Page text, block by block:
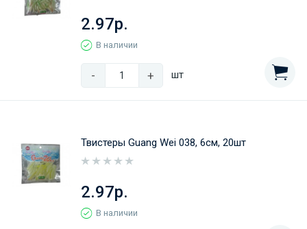
2.97р.
В наличии
- + шт
Твистеры Guang Wei 038, 6см, 20шт
2.97р.
В наличии